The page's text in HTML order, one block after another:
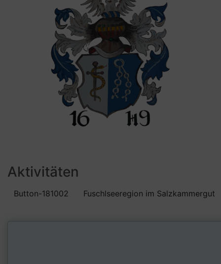
Aktivitäten
Button-181002 Fuschlseeregion im Salzkammergut